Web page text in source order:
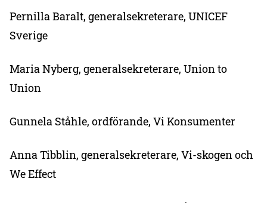
Pernilla Baralt, generalsekreterare, UNICEF
Sverige
Maria Nyberg, generalsekreterare, Union to
Union
Gunnela Ståhle, ordförande, Vi Konsumenter
Anna Tibblin, generalsekreterare, Vi-skogen och
We Effect